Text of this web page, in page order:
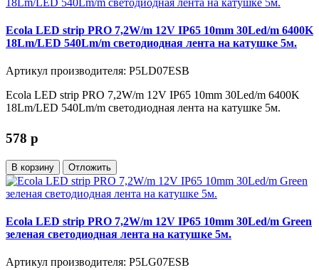
Ecola LED strip PRO 7,2W/m 12V IP65 10mm 30Led/m 6400K
18Lm/LED 540Lm/m светодиодная лента на катушке 5м.
Артикул производителя: P5LD07ESB
Ecola LED strip PRO 7,2W/m 12V IP65 10mm 30Led/m 6400K
18Lm/LED 540Lm/m светодиодная лента на катушке 5м.
578 p
В корзину Отложить
Ecola LED strip PRO 7,2W/m 12V IP65 10mm 30Led/m Green
зеленая светодиодная лента на катушке 5м.
Артикул производителя: P5LG07ESB